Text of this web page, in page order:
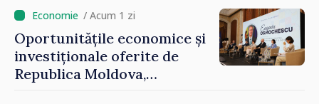
/ Acum 1 zi
Oportunitățile economice și
investiționale oferite de
Republica Moldova,